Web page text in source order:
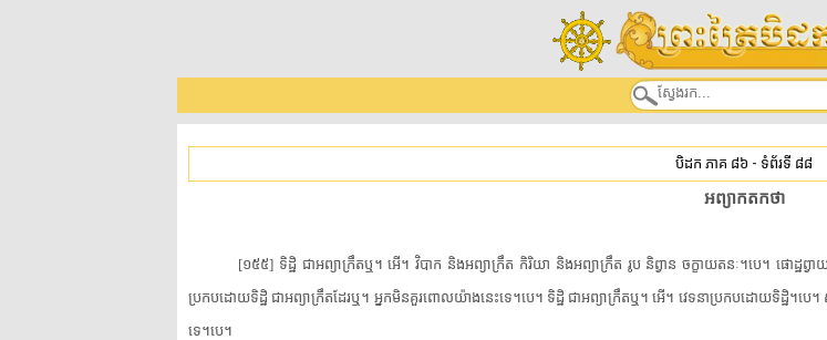
បិដក ភាគ ៨៦ - ទំព័រទី ៨៨
អព្យាកត​កថា
[១៥៥] ទិដ្ឋិ ជា​អព្យាក្រឹត​ឬ។ អើ។ វិបាក និង​អព្យាក្រឹត កិរិយា និង​អព្យាក្រឹត រូប និព្វាន ចក្ខា​យតនៈ។បេ។ ផោដ្ឋ
ប្រកបដោយ​ទិដ្ឋិ ជា​អព្យាក្រឹត​ដែរ​ឬ។ អ្នក​មិន​គួរ​ពោល​យ៉ាងនេះ​ទេ។បេ។ ទិដ្ឋិ ជា​អព្យាក្រឹត​ឬ។ អើ។ វេទនា​ប្រកបដោយ​ទិដ្ឋិ។ប
ទេ។បេ។